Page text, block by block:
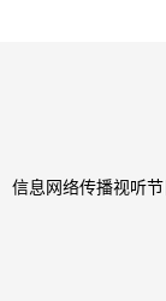
信息网络传播视听